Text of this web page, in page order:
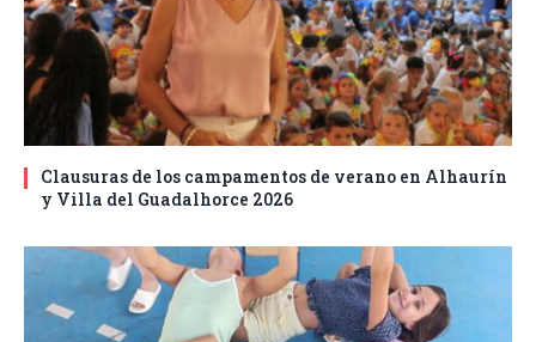
Clausuras de los campamentos de verano en Alhaurín
y Villa del Guadalhorce 2026